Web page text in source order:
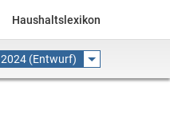
Haushaltslexikon
2024 (Entwurf)